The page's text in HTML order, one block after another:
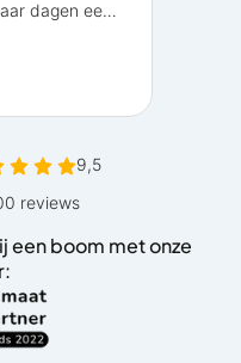
een boom met onze